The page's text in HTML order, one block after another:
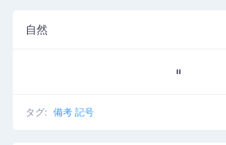
自然
𝄥
タグ: 備考 記号